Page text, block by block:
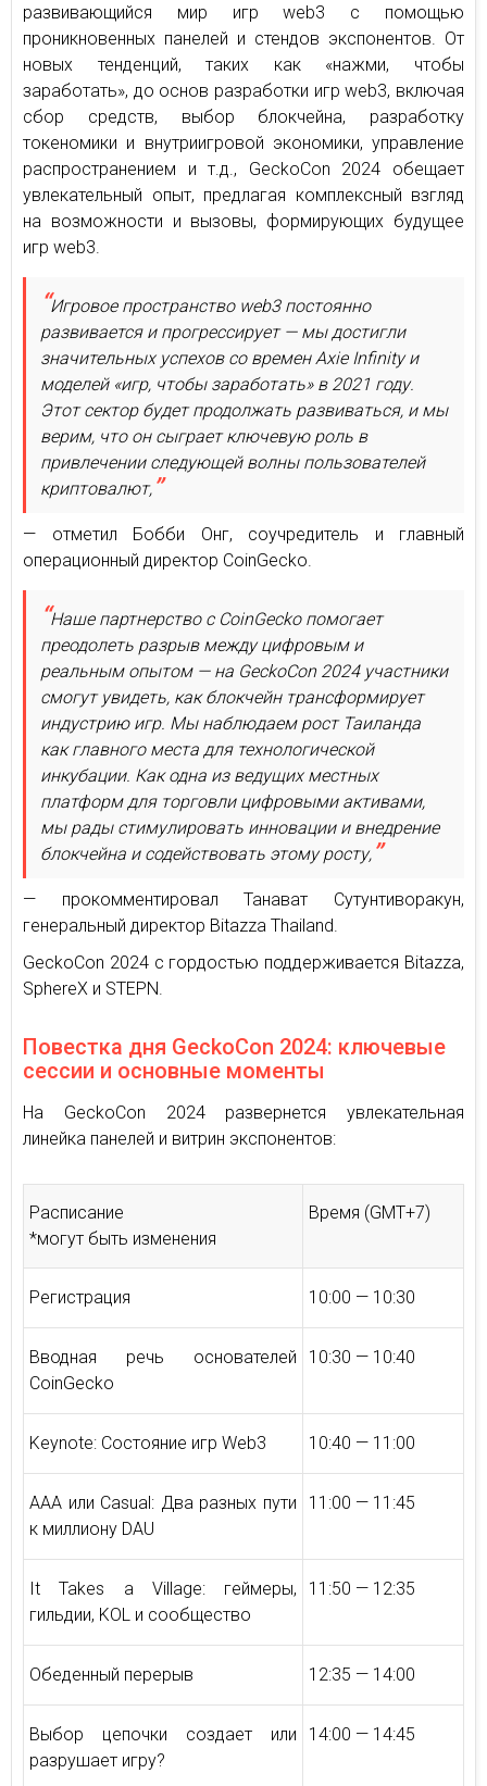
развивающийся мир игр web3 с помощью
проникновенных панелей и стендов экспонентов. От
новых тенденций, таких как «нажми, чтобы
заработать», до основ разработки игр web3, включая
сбор средств, выбор блокчейна, разработку
токеномики и внутриигровой экономики, управление
распространением и т.д., GeckoCon 2024 обещает
увлекательный опыт, предлагая комплексный взгляд
на возможности и вызовы, формирующих будущее
игр web3.
Игровое пространство web3 постоянно
развивается и прогрессирует — мы достигли
значительных успехов со времен Axie Infinity и
моделей «игр, чтобы заработать» в 2021 году.
Этот сектор будет продолжать развиваться, и мы
верим, что он сыграет ключевую роль в
привлечении следующей волны пользователей
криптовалют,
— отметил Бобби Онг, соучредитель и главный
операционный директор CoinGecko.
Наше партнерство с CoinGecko помогает
преодолеть разрыв между цифровым и
реальным опытом — на GeckoCon 2024 участники
смогут увидеть, как блокчейн трансформирует
индустрию игр. Мы наблюдаем рост Таиланда
как главного места для технологической
инкубации. Как одна из ведущих местных
платформ для торговли цифровыми активами,
мы рады стимулировать инновации и внедрение
блокчейна и содействовать этому росту,
— прокомментировал Танават Сутунтиворакун,
генеральный директор Bitazza Thailand.
GeckoCon 2024 с гордостью поддерживается Bitazza,
SphereX и STEPN.
Повестка дня GeckoCon 2024: ключевые
сессии и основные моменты
На GeckoCon 2024 развернется увлекательная
линейка панелей и витрин экспонентов:
Расписание
*могут быть изменения
Время (GMT+7)
Регистрация 10:00 — 10:30
Вводная речь основателей
CoinGecko
10:30 — 10:40
Keynote: Состояние игр Web3 10:40 — 11:00
AAA или Casual: Два разных пути
к миллиону DAU
11:00 — 11:45
It Takes a Village: геймеры,
гильдии, KOL и сообщество
11:50 — 12:35
Обеденный перерыв 12:35 — 14:00
Выбор цепочки создает или
разрушает игру?
14:00 — 14:45